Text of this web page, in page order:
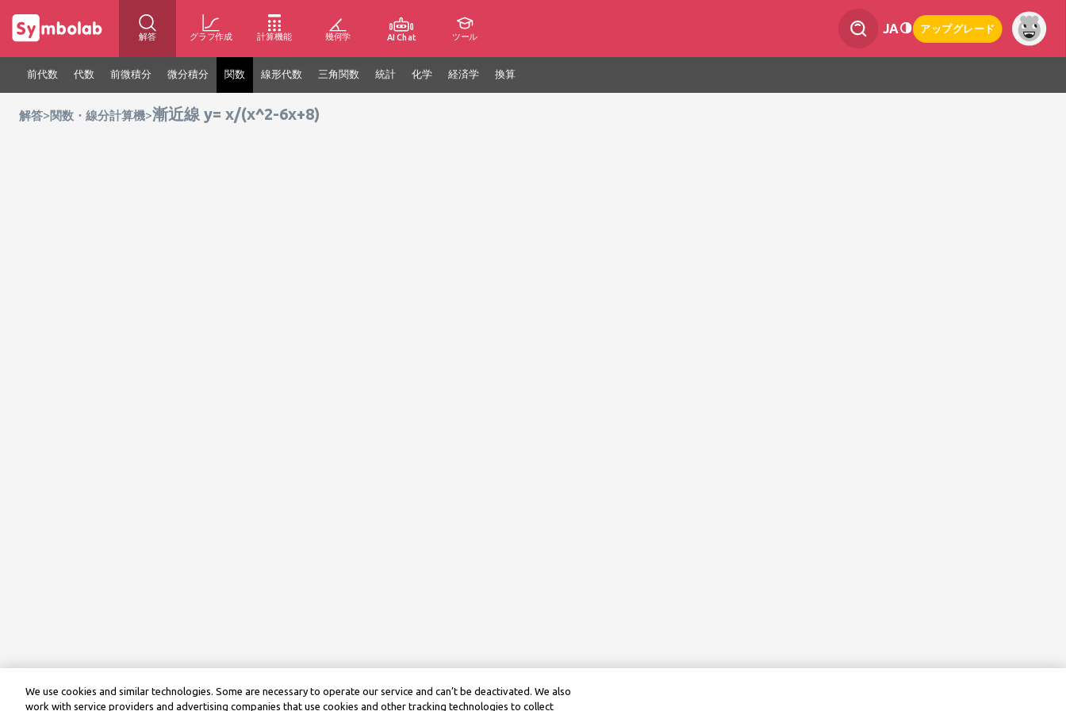
解答 グラフ作成 計算機能 幾何学 AI Chat ツール
JA アップグレード
前代数 代数 前微積分 微分積分 関数 線形代数 三角関数 統計 化学 経済学 換算
解答>関数・線分計算機>漸近線 y= x/(x^2-6x+8)
We use cookies and similar technologies. Some are necessary to operate our service and can’t be deactivated. We also
work with service providers and advertising companies that use cookies and other tracking technologies to collect